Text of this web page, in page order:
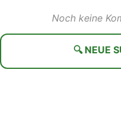
Noch keine
🔍 NEUE